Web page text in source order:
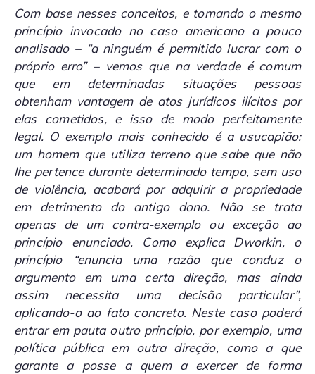
Com base nesses conceitos, e tomando o mesmo
princípio invocado no caso americano a pouco
analisado – “a ninguém é permitido lucrar com o
próprio erro” – vemos que na verdade é comum
que em determinadas situações pessoas
obtenham vantagem de atos jurídicos ilícitos por
elas cometidos, e isso de modo perfeitamente
legal. O exemplo mais conhecido é a usucapião:
um homem que utiliza terreno que sabe que não
lhe pertence durante determinado tempo, sem uso
de violência, acabará por adquirir a propriedade
em detrimento do antigo dono. Não se trata
apenas de um contra-exemplo ou exceção ao
princípio enunciado. Como explica Dworkin, o
princípio “enuncia uma razão que conduz o
argumento em uma certa direção, mas ainda
assim necessita uma decisão particular”,
aplicando-o ao fato concreto. Neste caso poderá
entrar em pauta outro princípio, por exemplo, uma
política pública em outra direção, como a que
garante a posse a quem a exercer de forma